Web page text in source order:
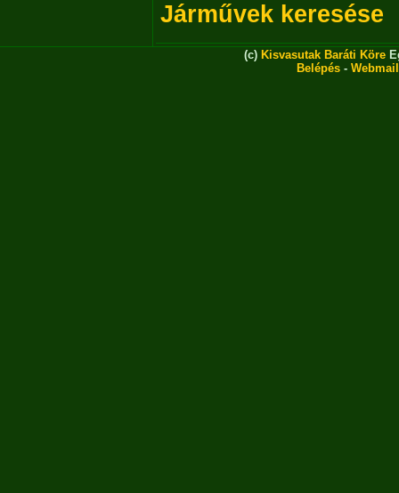
Járművek keresése
(c) Kisvasutak Baráti Köre
Belépés - Webmail